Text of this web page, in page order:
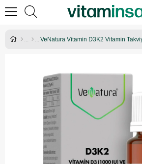
VeNatura Vitamin D3K2 Vitamin